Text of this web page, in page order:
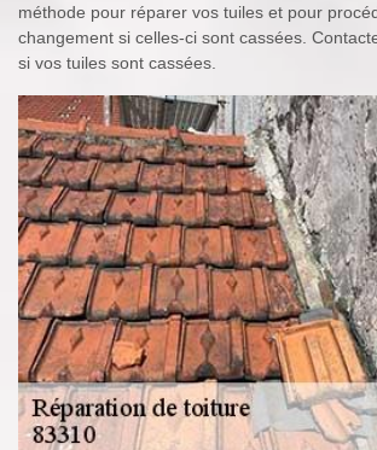
méthode pour réparer vos tuiles et pour
changement si celles-ci sont cassées.
si vos tuiles sont cassées.